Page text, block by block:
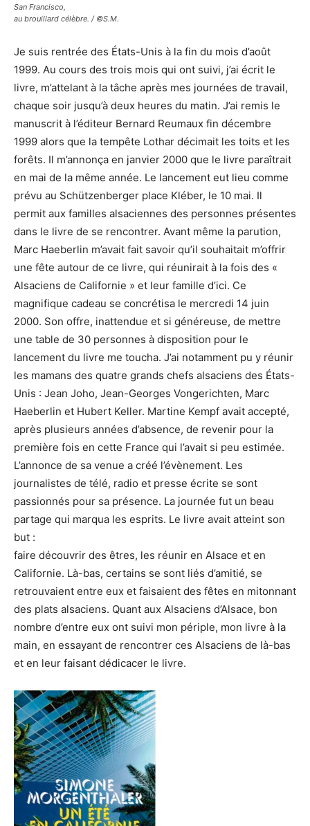
San Francisco,
au brouillard célèbre. / ©S.M.
Je suis rentrée des États-Unis à la fin du mois d’août
1999. Au cours des trois mois qui ont suivi, j’ai écrit le
livre, m’attelant à la tâche après mes journées de travail,
chaque soir jusqu’à deux heures du matin. J’ai remis le
manuscrit à l’éditeur Bernard Reumaux fin décembre
1999 alors que la tempête Lothar décimait les toits et les
forêts. Il m’annonça en janvier 2000 que le livre paraîtrait
en mai de la même année. Le lancement eut lieu comme
prévu au Schützenberger place Kléber, le 10 mai. Il
permit aux familles alsaciennes des personnes présentes
dans le livre de se rencontrer. Avant même la parution,
Marc Haeberlin m’avait fait savoir qu’il souhaitait m’offrir
une fête autour de ce livre, qui réunirait à la fois des «
Alsaciens de Californie » et leur famille d’ici. Ce
magnifique cadeau se concrétisa le mercredi 14 juin
2000. Son offre, inattendue et si généreuse, de mettre
une table de 30 personnes à disposition pour le
lancement du livre me toucha. J’ai notamment pu y réunir
les mamans des quatre grands chefs alsaciens des États-
Unis : Jean Joho, Jean-Georges Vongerichten, Marc
Haeberlin et Hubert Keller. Martine Kempf avait accepté,
après plusieurs années d’absence, de revenir pour la
première fois en cette France qui l’avait si peu estimée.
L’annonce de sa venue a créé l’évènement. Les
journalistes de télé, radio et presse écrite se sont
passionnés pour sa présence. La journée fut un beau
partage qui marqua les esprits. Le livre avait atteint son
but :
faire découvrir des êtres, les réunir en Alsace et en
Californie. Là-bas, certains se sont liés d’amitié, se
retrouvaient entre eux et faisaient des fêtes en mitonnant
des plats alsaciens. Quant aux Alsaciens d’Alsace, bon
nombre d’entre eux ont suivi mon périple, mon livre à la
main, en essayant de rencontrer ces Alsaciens de là-bas
et en leur faisant dédicacer le livre.